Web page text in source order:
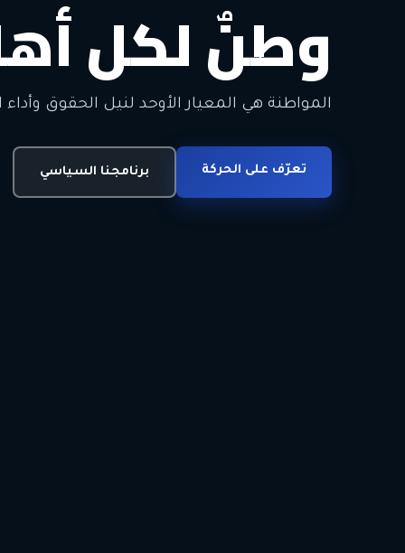
وطنٌ لكل
المواطنة هي المعيار الأوحد لنيل الحقوق وأداء
تعرّف على الحركة برنامجنا السياسي
معاً من أجل
الحرية • الوحدة • السلام • الديمقراطية
انضم للحركة اتصل بنا